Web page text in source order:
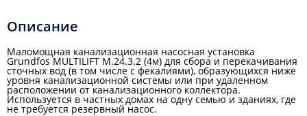
Описание
Маломощная канализационная насосная установка
Grundfos MULTILIFT M.24.3.2 (4м) для сбора и перекачивания
сточных вод (в том числе с фекалиями), образующихся ниже
уровня канализационной системы или при удаленном
расположении от канализационного коллектора.
Используется в частных домах на одну семью и зданиях, где
не требуется резервный насос.